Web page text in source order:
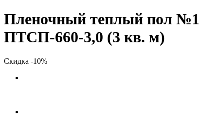
Пленочный теплый пол №1
ПТСП-660-3,0 (3 кв. м)
Скидка -10%